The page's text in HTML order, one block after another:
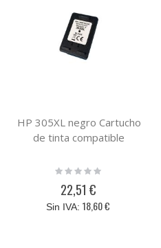
HP 305XL negro Cartucho
de tinta compatible
Rating:
22,51 €
18,60 €